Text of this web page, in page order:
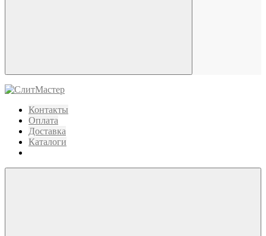
Контакты
Оплата
Доставка
Каталоги